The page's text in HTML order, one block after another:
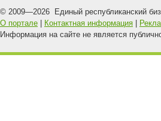
© 2009—2026 Единый республиканский
О портале
Контактная информация
Информация на сайте не является